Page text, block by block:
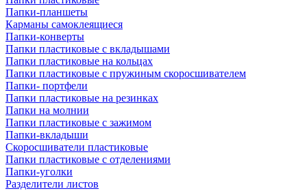
Папки-планшеты
Карманы самоклеящиеся
Папки-конверты
Папки пластиковые с вкладышами
Папки пластиковые на кольцах
Папки пластиковые с пружиным скоросшивателем
Папки- портфели
Папки пластиковые на резинках
Папки на молнии
Папки пластиковые с зажимом
Папки-вкладыши
Скоросшиватели пластиковые
Папки пластиковые с отделениями
Папки-уголки
Разделители листов